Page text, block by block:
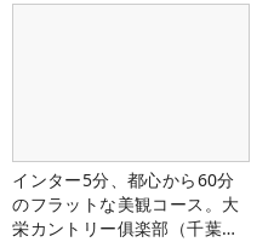
インター5分、都心から60分
のフラットな美観コース。大
栄カントリー俱楽部（千葉